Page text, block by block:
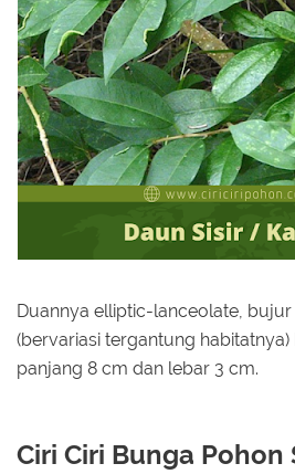
Duannya elliptic-lanceolate,
(bervariasi tergantung
panjang 8 cm dan lebar 3 cm.
Ciri Ciri Bunga